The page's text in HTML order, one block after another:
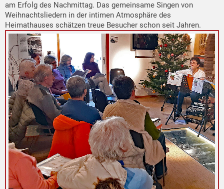
am Erfolg des Nachmittag. Das gemeinsame Singen von
Weihnachtsliedern in der intimen Atmosphäre des
Heimathauses schätzen treue Besucher schon seit Jahren.